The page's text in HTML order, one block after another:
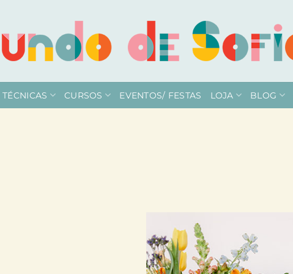
TÉCNICAS CURSOS EVENTOS/ FESTAS LOJA BLOG